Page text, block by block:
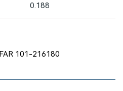
0.188